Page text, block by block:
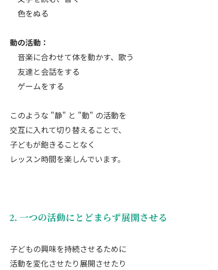
色をぬる
動の活動：
音楽に合わせて体を動かす、歌う
友達と会話をする
ゲームをする
このような "静" と "動" の活動を
交互に入れて切り替えることで、
子どもが飽きることなく
レッスン時間を楽しんでいます。
2. 一つの活動にとどまらず展開させる
子どもの興味を持続させるために
活動を変化させたり展開させたり